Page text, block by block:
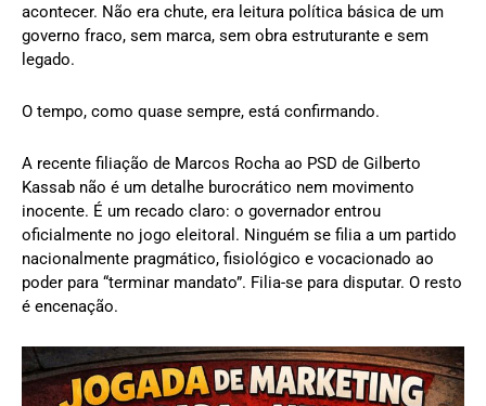
acontecer. Não era chute, era leitura política básica de um
governo fraco, sem marca, sem obra estruturante e sem
legado.
O tempo, como quase sempre, está confirmando.
A recente filiação de Marcos Rocha ao PSD de Gilberto
Kassab não é um detalhe burocrático nem movimento
inocente. É um recado claro: o governador entrou
oficialmente no jogo eleitoral. Ninguém se filia a um partido
nacionalmente pragmático, fisiológico e vocacionado ao
poder para “terminar mandato”. Filia-se para disputar. O resto
é encenação.